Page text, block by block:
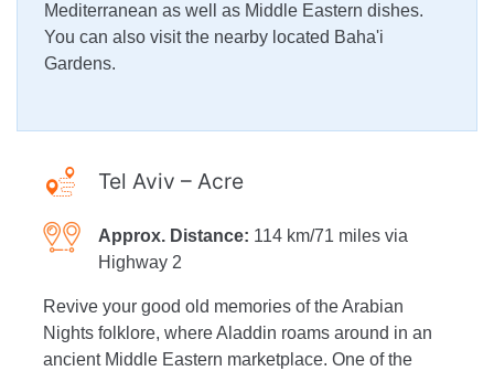
Mediterranean as well as Middle Eastern dishes.
You can also visit the nearby located Baha'i
Gardens.
Tel Aviv – Acre
Approx. Distance: 114 km/71 miles via
Highway 2
Revive your good old memories of the Arabian
Nights folklore, where Aladdin roams around in an
ancient Middle Eastern marketplace. One of the